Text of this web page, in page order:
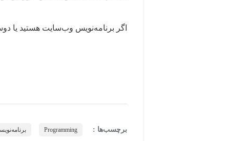
اگر برنامه‌نویس وب‌سایت هستید یا
برچسب‌ها : Programming